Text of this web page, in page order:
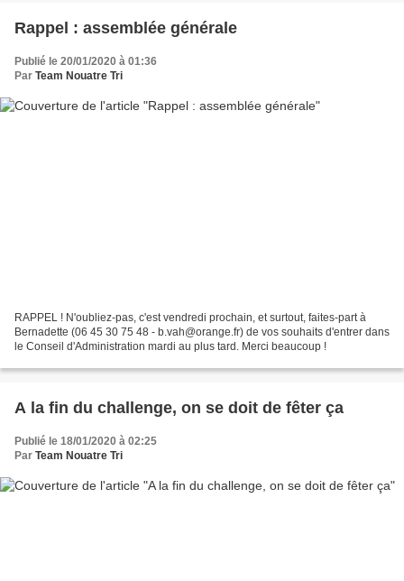
Rappel : assemblée générale
Publié le 20/01/2020 à 01:36
Par Team Nouatre Tri
RAPPEL ! N'oubliez-pas, c'est vendredi prochain, et surtout, faites-part à
Bernadette (06 45 30 75 48 - b.vah@orange.fr) de vos souhaits d'entrer dans
le Conseil d'Administration mardi au plus tard. Merci beaucoup !
A la fin du challenge, on se doit de fêter ça
Publié le 18/01/2020 à 02:25
Par Team Nouatre Tri